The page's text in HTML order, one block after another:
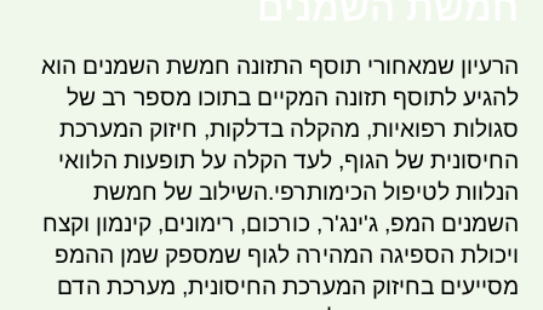
הרעיון שמאחורי תוסף התזונה חמשת השמנים הוא
להגיע לתוסף תזונה המקיים בתוכו מספר רב של
סגולות רפואיות, מהקלה בדלקות, חיזוק המערכת
החיסונית של הגוף, לעד הקלה על תופעות הלוואי
הנלוות לטיפול הכימותרפי.השילוב של חמשת
השמנים המפ, ג'ינג'ר, כורכום, רימונים, קינמון וקצח
ויכולת הספיגה המהירה לגוף שמספק שמן ההמפ
מסייעים בחיזוק המערכת החיסונית, מערכת הדם